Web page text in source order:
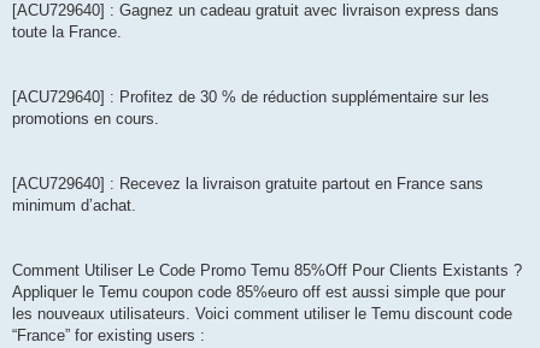
[ACU729640] : Gagnez un cadeau gratuit avec livraison express dans
toute la France.
[ACU729640] : Profitez de 30 % de réduction supplémentaire sur les
promotions en cours.
[ACU729640] : Recevez la livraison gratuite partout en France sans
minimum d’achat.
Comment Utiliser Le Code Promo Temu 85%Off Pour Clients Existants ?
Appliquer le Temu coupon code 85%euro off est aussi simple que pour
les nouveaux utilisateurs. Voici comment utiliser le Temu discount code
“France” for existing users :